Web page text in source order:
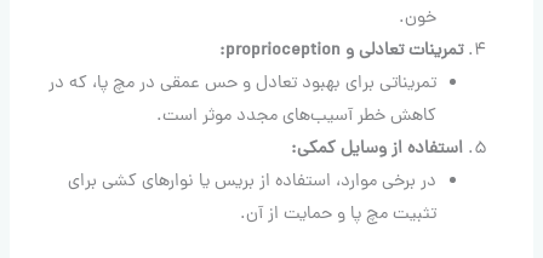
خون.
تمرینات تعادلی و proprioception:
تمریناتی برای بهبود تعادل و حس عمقی در مچ پا، که در
کاهش خطر آسیب‌های مجدد موثر است.
استفاده از وسایل کمکی:
در برخی موارد، استفاده از بریس یا نوارهای کشی برای
تثبیت مچ پا و حمایت از آن.